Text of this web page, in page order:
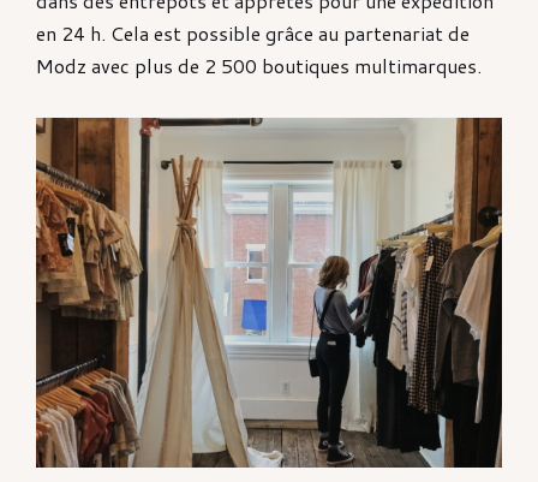
en 24 h. Cela est possible grâce au partenariat de
Modz avec plus de 2 500 boutiques multimarques.